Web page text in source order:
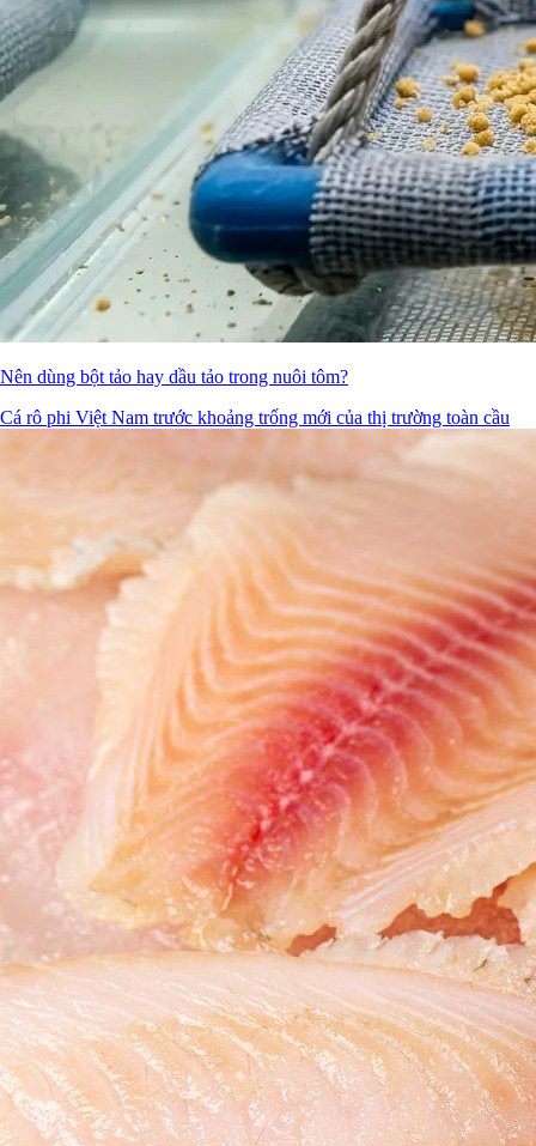
Nên dùng bột tảo hay dầu tảo trong nuôi tôm?
Cá rô phi Việt Nam trước khoảng trống mới của thị trường toàn cầu